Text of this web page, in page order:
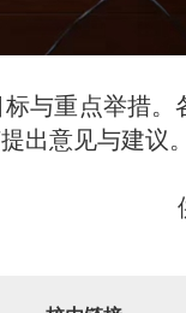
与重点举措
出意见与建议。